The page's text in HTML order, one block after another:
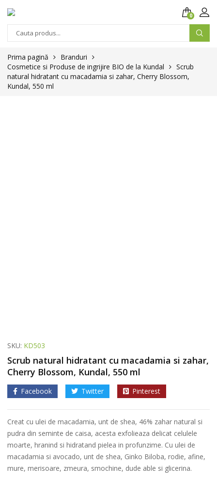
0
Prima pagină
Branduri
Cosmetice si Produse de ingrijire BIO de la Kundal
Scrub
natural hidratant cu macadamia si zahar, Cherry Blossom,
Kundal, 550 ml
SKU: KD503
Scrub natural hidratant cu macadamia si zahar,
Cherry Blossom, Kundal, 550 ml
Facebook Twitter Pinterest
Creat cu ulei de macadamia, unt de shea, 46% zahar natural si
pudra din seminte de caisa, acesta exfolieaza delicat celulele
moarte, hranind si hidratand pielea in profunzime. Cu ulei de
macadamia si avocado, unt de shea, Ginko Biloba, rodie, afine,
mure, merisoare, zmeura, smochine, dude able si glicerina.